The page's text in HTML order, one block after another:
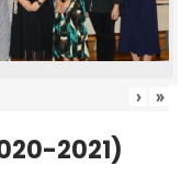
› »
2021)